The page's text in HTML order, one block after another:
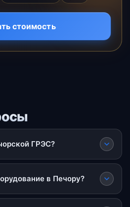
стоимость
ГРЭС?
в Печору?